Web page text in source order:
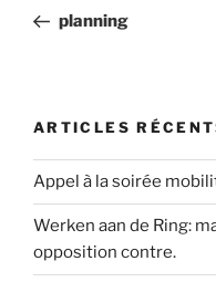
l’article
précédent
planning
ARTICLES
Appel à la soirée
Werken aan de Ring:
opposition contre.